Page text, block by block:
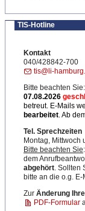
TIS-Hotline
Kontakt
040/428842-700
tis@li-
Bitte beachten Sie:
07.08.2026
betreut. E-Mails
bearbeitet. Ab
Tel. Sprechzeiten
Montag, Mittwoch
Bitte beachten Sie
dem
abgehört. Sollten
bitte an die o.g.
Zur Änderung
PDF-Formular